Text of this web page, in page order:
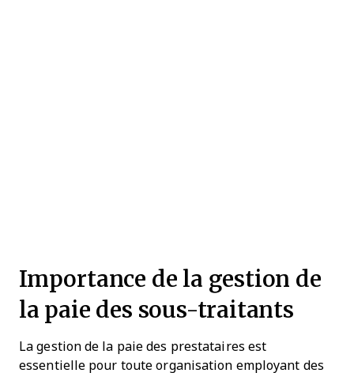
Importance de la gestion de
la paie des sous-traitants
La gestion de la paie des prestataires est
essentielle pour toute organisation employant des